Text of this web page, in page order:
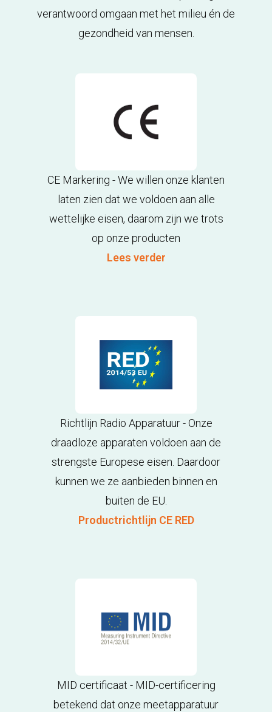
verantwoord omgaan met het milieu én de
gezondheid van mensen.
CE Markering - We willen onze klanten
laten zien dat we voldoen aan alle
wettelijke eisen, daarom zijn we trots
op onze producten
Lees verder
Richtlijn Radio Apparatuur - Onze
draadloze apparaten voldoen aan de
strengste Europese eisen. Daardoor
kunnen we ze aanbieden binnen en
buiten de EU.
Productrichtlijn CE RED
MID certificaat - MID-certificering
betekend dat onze meetapparatuur